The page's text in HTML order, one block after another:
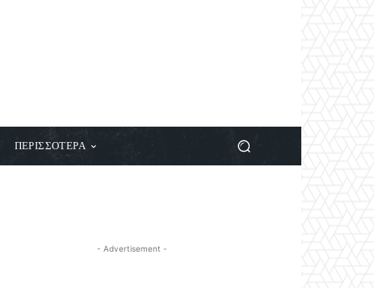
ΠΕΡΙΣΣΟΤΕΡΑ
- Advertisement -